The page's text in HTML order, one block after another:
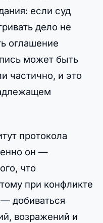
если суд
дело не
оглашение
может быть
частично, и это
протокола
он —
что
при конфликте
добиваться
возражений и